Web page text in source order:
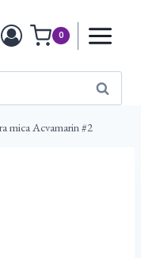
0
Caută
mica Acvamarin #2